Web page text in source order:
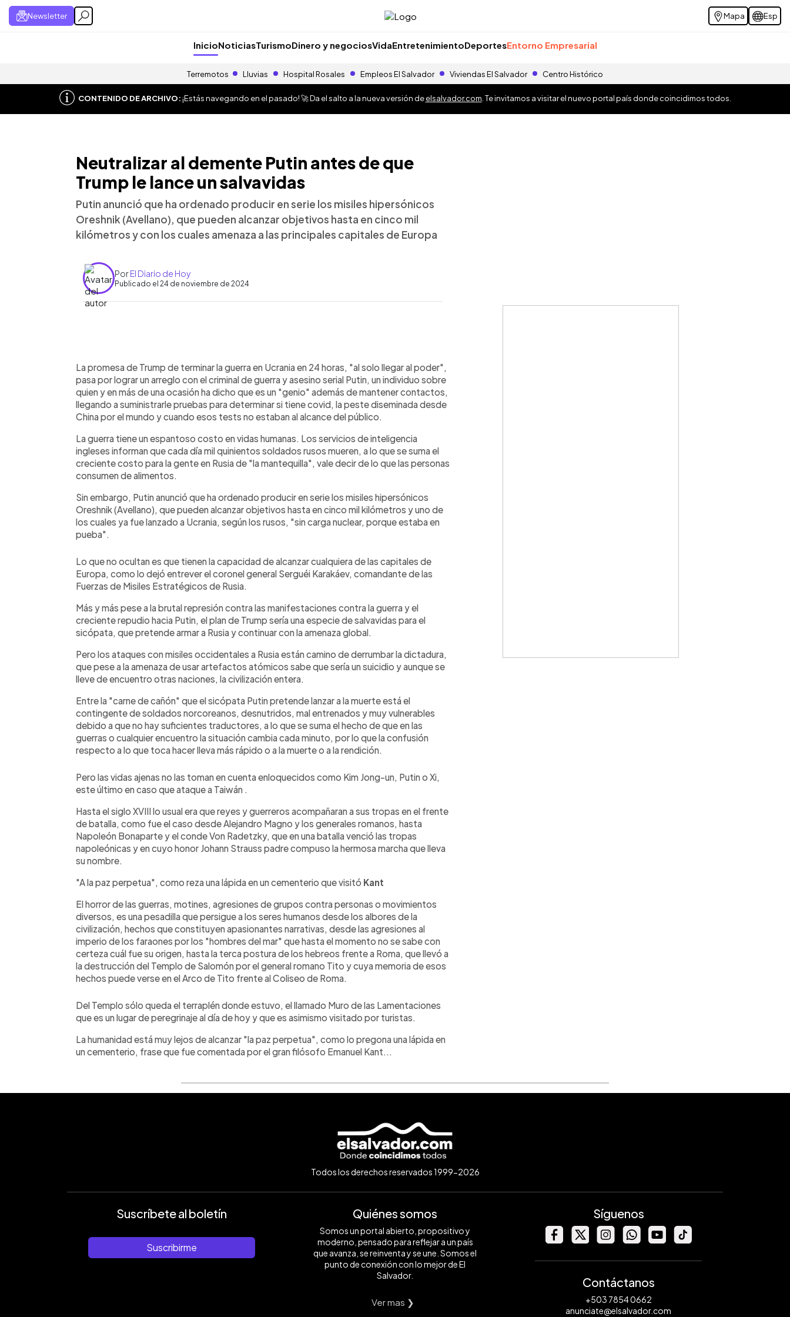
Newsletter Mapa Esp
InicioNoticiasTurismoDinero y negociosVidaEntretenimientoDeportesEntorno Empresarial
Terremotos Lluvias Hospital Rosales Empleos El Salvador Viviendas El Salvador Centro Histórico
CONTENIDO DE ARCHIVO:¡Estás navegando en el pasado! 🚀 Da el salto a la nueva versión deelsalvador.com . Te invitamos a visitar el nuevo portal país donde coincidimos todos.
Neutralizar al demente Putin antes de que
Trump le lance un salvavidas
Putin anunció que ha ordenado producir en serie los misiles hipersónicos
Oreshnik (Avellano), que pueden alcanzar objetivos hasta en cinco mil
kilómetros y con los cuales amenaza a las principales capitales de Europa
PorEl Diario de Hoy
Publicado el 24 de noviembre de 2024
La promesa de Trump de terminar la guerra en Ucrania en 24 horas, "al solo llegar al poder",
pasa por lograr un arreglo con el criminal de guerra y asesino serial Putin, un individuo sobre
quien y en más de una ocasión ha dicho que es un "genio" además de mantener contactos,
llegando a suministrarle pruebas para determinar si tiene covid, la peste diseminada desde
China por el mundo y cuando esos tests no estaban al alcance del público.
La guerra tiene un espantoso costo en vidas humanas. Los servicios de inteligencia
ingleses informan que cada día mil quinientos soldados rusos mueren, a lo que se suma el
creciente costo para la gente en Rusia de "la mantequilla", vale decir de lo que las personas
consumen de alimentos.
Sin embargo, Putin anunció que ha ordenado producir en serie los misiles hipersónicos
Oreshnik (Avellano), que pueden alcanzar objetivos hasta en cinco mil kilómetros y uno de
los cuales ya fue lanzado a Ucrania, según los rusos, "sin carga nuclear, porque estaba en
pueba".
Lo que no ocultan es que tienen la capacidad de alcanzar cualquiera de las capitales de
Europa, como lo dejó entrever el coronel general Serguéi Karakáev, comandante de las
Fuerzas de Misiles Estratégicos de Rusia.
Más y más pese a la brutal represión contra las manifestaciones contra la guerra y el
creciente repudio hacia Putin, el plan de Trump sería una especie de salvavidas para el
sicópata, que pretende armar a Rusia y continuar con la amenaza global.
Pero los ataques con misiles occidentales a Rusia están camino de derrumbar la dictadura,
que pese a la amenaza de usar artefactos atómicos sabe que sería un suicidio y aunque se
lleve de encuentro otras naciones, la civilización entera.
Entre la "carne de cañón" que el sicópata Putin pretende lanzar a la muerte está el
contingente de soldados norcoreanos, desnutridos, mal entrenados y muy vulnerables
debido a que no hay suficientes traductores, a lo que se suma el hecho de que en las
guerras o cualquier encuentro la situación cambia cada minuto, por lo que la confusión
respecto a lo que toca hacer lleva más rápido o a la muerte o a la rendición.
Pero las vidas ajenas no las toman en cuenta enloquecidos como Kim Jong-un, Putin o Xi,
este último en caso que ataque a Taiwán .
Hasta el siglo XVIII lo usual era que reyes y guerreros acompañaran a sus tropas en el frente
de batalla, como fue el caso desde Alejandro Magno y los generales romanos, hasta
Napoleón Bonaparte y el conde Von Radetzky, que en una batalla venció las tropas
napoleónicas y en cuyo honor Johann Strauss padre compuso la hermosa marcha que lleva
su nombre.
"A la paz perpetua", como reza una lápida en un cementerio que visitó Kant
El horror de las guerras, motines, agresiones de grupos contra personas o movimientos
diversos, es una pesadilla que persigue a los seres humanos desde los albores de la
civilización, hechos que constituyen apasionantes narrativas, desde las agresiones al
imperio de los faraones por los "hombres del mar" que hasta el momento no se sabe con
certeza cuál fue su origen, hasta la terca postura de los hebreos frente a Roma, que llevó a
la destrucción del Templo de Salomón por el general romano Tito y cuya memoria de esos
hechos puede verse en el Arco de Tito frente al Coliseo de Roma.
Del Templo sólo queda el terraplén donde estuvo, el llamado Muro de las Lamentaciones
que es un lugar de peregrinaje al día de hoy y que es asimismo visitado por turistas.
La humanidad está muy lejos de alcanzar "la paz perpetua", como lo pregona una lápida en
un cementerio, frase que fue comentada por el gran filósofo Emanuel Kant...
Todos los derechos reservados 1999-2026
Suscríbete al boletín
Suscribirme
Quiénes somos
Somos un portal abierto, propositivo y
moderno, pensado para reflejar a un país
que avanza, se reinventa y se une. Somos el
punto de conexión con lo mejor de El
Salvador.
Ver mas ❯
Síguenos
Contáctanos
+503 7854 0662
anunciate@elsalvador.com